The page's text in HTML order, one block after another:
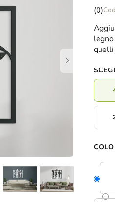
La
media
del
0,0
su
stelle.
(0)
quelli